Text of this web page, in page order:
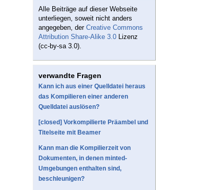
Alle Beiträge auf dieser Webseite
unterliegen, soweit nicht anders
angegeben, der Creative Commons
Attribution Share-Alike 3.0 Lizenz
(cc-by-sa 3.0).
verwandte Fragen
Kann ich aus einer Quelldatei heraus
das Kompilieren einer anderen
Quelldatei auslösen?
[closed] Vorkompilierte Präambel und
Titelseite mit Beamer
Kann man die Kompilierzeit von
Dokumenten, in denen minted-
Umgebungen enthalten sind,
beschleunigen?